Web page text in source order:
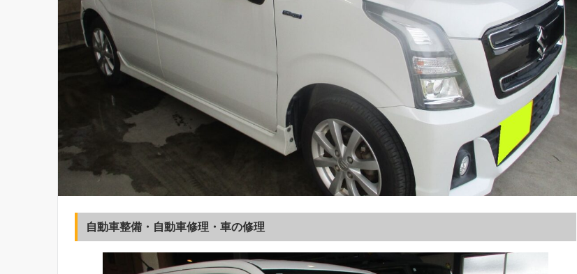
自動車整備・自動車修理・車の修理